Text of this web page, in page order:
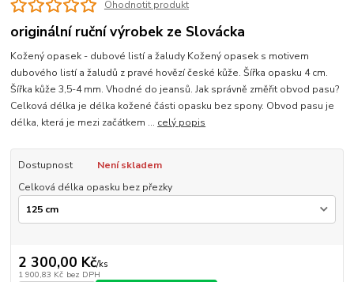
Ohodnotit produkt
originální ruční výrobek ze Slovácka
Kožený opasek - dubové listí a žaludy Kožený opasek s motivem
dubového listí a žaludů z pravé hovězí české kůže. Šířka opasku 4 cm.
Šířka kůže 3,5-4 mm. Vhodné do jeansů. Jak správně změřit obvod pasu?
Celková délka je délka kožené části opasku bez spony. Obvod pasu je
délka, která je mezi začátkem ... celý popis
Dostupnost
Není skladem
Celková délka opasku bez přezky
2 300,00 Kč/ks
1 900,83 Kč bez DPH